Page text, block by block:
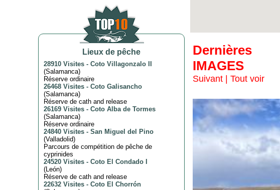
Lieux de pêche
28910 Visites - Coto Villagonzalo II
(Salamanca)
Réserve ordinaire
26468 Visites - Coto Galisancho
(Salamanca)
Réserve de cath and release
26169 Visites - Coto Alba de Tormes
(Salamanca)
Réserve ordinaire
24840 Visites - San Miguel del Pino
(Valladolid)
Parcours de compétition de pêche de
cyprinides
24520 Visites - Coto El Condado I
(León)
Réserve de cath and release
22632 Visites - Coto El Chorrón
Dernières
IMAGES
Suivant Tout voir